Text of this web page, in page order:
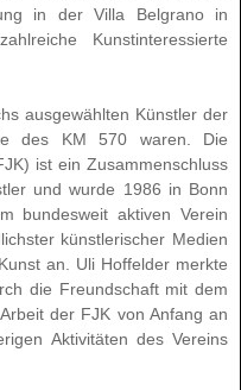
in der Villa Belgrano in
Kunstinteressierte
ausgewählten Künstler der
des KM 570 waren. Die
ist ein Zusammenschluss
und wurde 1986 in Bonn
bundesweit aktiven Verein
künstlerischer Medien
an. Uli Hoffelder merkte
die Freundschaft mit dem
der FJK von Anfang an
Aktivitäten des Vereins